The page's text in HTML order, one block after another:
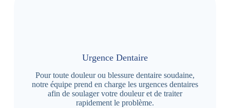
Urgence Dentaire
Pour toute douleur ou blessure dentaire soudaine,
notre équipe prend en charge les urgences dentaires
afin de soulager votre douleur et de traiter
rapidement le problème.